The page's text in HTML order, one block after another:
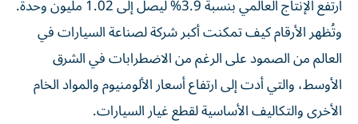
ارتفع الإنتاج العالمي بنسبة 3.9% ليصل إلى 1.02 مليون وحدة.
وتُظهر الأرقام كيف تمكنت أكبر شركة لصناعة السيارات في
العالم من الصمود على الرغم من الاضطرابات في الشرق
الأوسط، والتي أدت إلى ارتفاع أسعار الألومنيوم والمواد الخام
الأخرى والتكاليف الأساسية لقطع غيار السيارات.